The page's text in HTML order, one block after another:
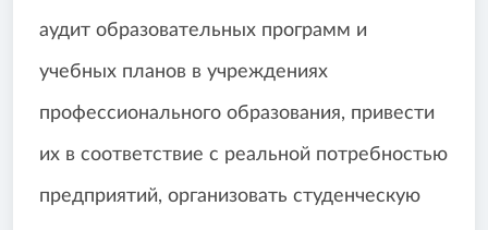
аудит образовательных программ и
учебных планов в учреждениях
профессионального образования, привести
их в соответствие с реальной потребностью
предприятий, организовать студенческую